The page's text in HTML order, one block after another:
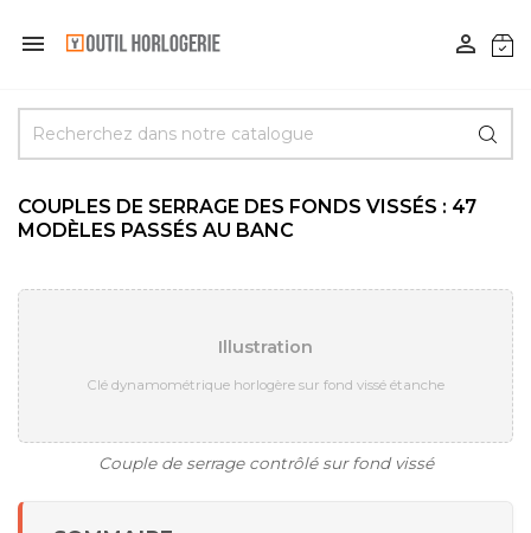
 
COUPLES DE SERRAGE DES FONDS VISSÉS : 47
MODÈLES PASSÉS AU BANC
Illustration
Clé dynamométrique horlogère sur fond vissé étanche
Couple de serrage contrôlé sur fond vissé